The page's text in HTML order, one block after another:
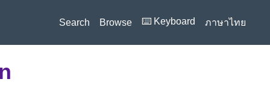
Search Browse ⌨️ Keyboard ภาษาไทย